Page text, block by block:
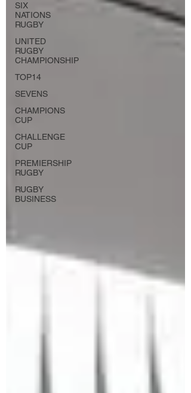
SIX
NATIONS
RUGBY
UNITED
RUGBY
CHAMPIONSHIP
TOP14
SEVENS
CHAMPIONS
CUP
CHALLENGE
CUP
PREMIERSHIP
RUGBY
RUGBY
BUSINESS